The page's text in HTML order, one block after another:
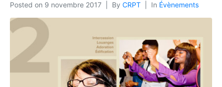
Posted on 9 novembre 2017 By CRPT In Évènements